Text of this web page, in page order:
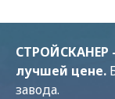
СТРОЙСКАНЕР
лучшей цене.
завода.